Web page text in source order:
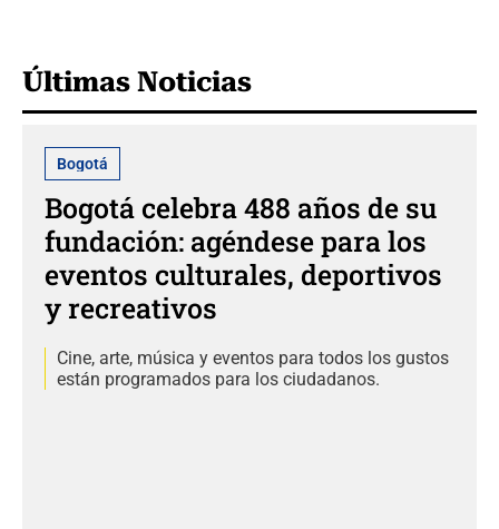
Últimas Noticias
Bogotá
Bogotá celebra 488 años de su
fundación: agéndese para los
eventos culturales, deportivos
y recreativos
Cine, arte, música y eventos para todos los gustos
están programados para los ciudadanos.